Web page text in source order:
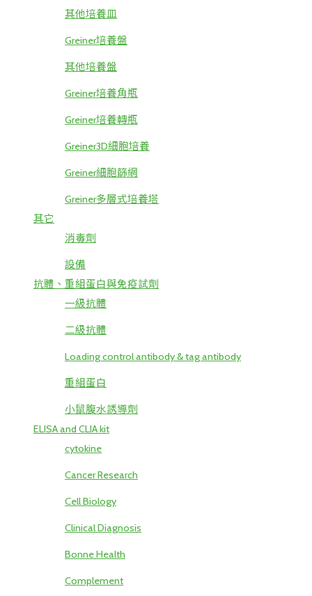
其他培養皿
Greiner培養盤
其他培養盤
Greiner培養角瓶
Greiner培養轉瓶
Greiner3D細胞培養
Greiner細胞篩網
Greiner多層式培養塔
其它
消毒劑
設備
抗體、重組蛋白與免疫試劑
一級抗體
二級抗體
Loading control antibody & tag antibody
重組蛋白
小鼠腹水誘導劑
ELISA and CLIA kit
cytokine
Cancer Research
Cell Biology
Clinical Diagnosis
Bonne Health
Complement